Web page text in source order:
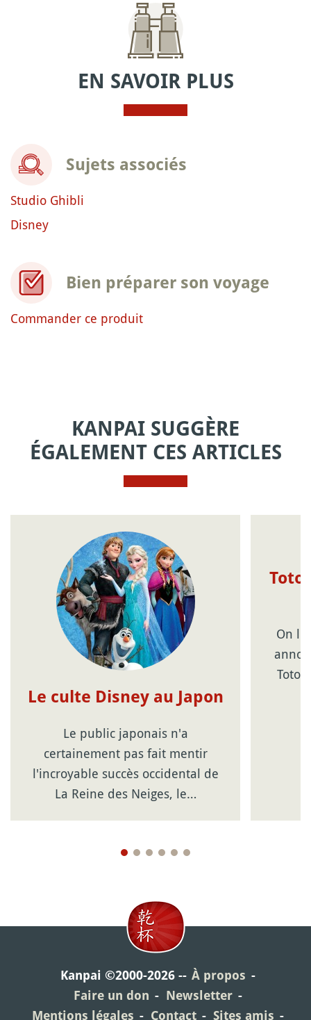
EN SAVOIR PLUS
Sujets associés
Studio Ghibli
Disney
Bien préparer son voyage
Commander ce produit
KANPAI SUGGÈRE
ÉGALEMENT CES ARTICLES
Le culte Disney au Japon
Le public japonais n'a
certainement pas fait mentir
l'incroyable succès occidental de
La Reine des Neiges, le…
On le
Kanpai ©2000-2026
À propos
Faire un don
Newsletter
Mentions légales
Contact Sites amis